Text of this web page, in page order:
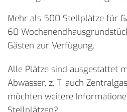
Mehr als 500 Stellplätze für
60
Gästen zur Verfügung.
Alle Plätze sind ausgestattet
Abwasser, z. T. auch
möchten weitere